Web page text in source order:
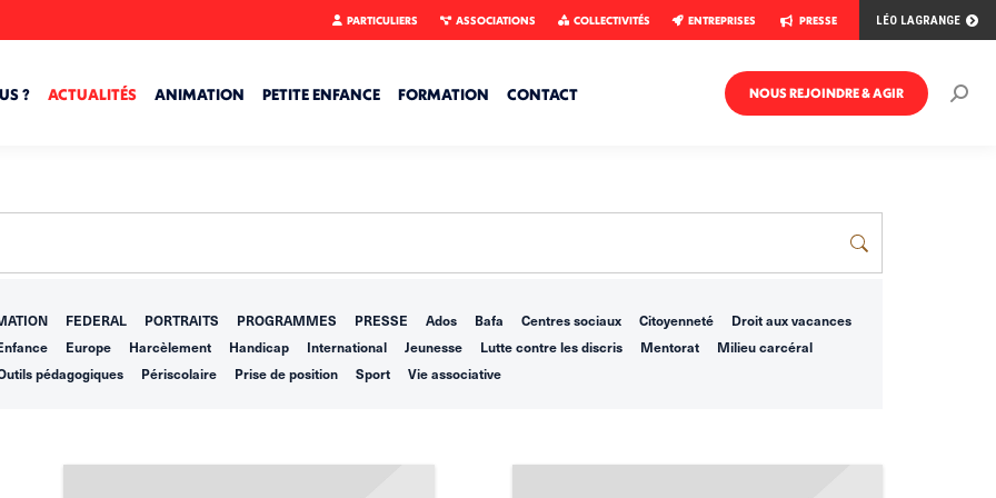
PARTICULIERS ASSOCIATIONS COLLECTIVITÉS ENTREPRISES PRESSE LÉO LAGRANGE
? ACTUALITÉS ANIMATION PETITE ENFANCE FORMATION CONTACT NOUS REJOINDRE & AGIR
FEDERAL PORTRAITS PROGRAMMES PRESSE Ados Bafa Centres sociaux Citoyenneté
Droit aux vacances
Europe Harcèlement Handicap International Jeunesse Lutte contre les discris Mentorat
Milieu carcéral
pédagogiques
Périscolaire Prise de position Sport Vie associative